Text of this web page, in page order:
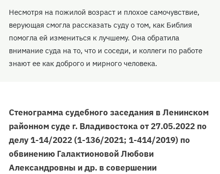
Несмотря на пожилой возраст и плохое самочувствие,
верующая смогла рассказать суду о том, как Библия
помогла ей измениться к лучшему. Она обратила
внимание суда на то, что и соседи, и коллеги по работе
знают ее как доброго и мирного человека.
Стенограмма судебного заседания в Ленинском
районном суде г. Владивостока от 27.05.2022 по
делу 1-14/2022 (1-136/2021; 1-414/2019) по
обвинению Галактионовой Любови
Александровны и др. в совершении